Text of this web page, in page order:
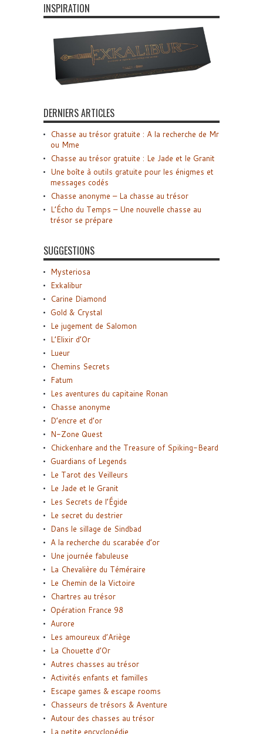
INSPIRATION
DERNIERS ARTICLES
Chasse au trésor gratuite : A la recherche de Mr
ou Mme
Chasse au trésor gratuite : Le Jade et le Granit
Une boîte à outils gratuite pour les énigmes et
messages codés
Chasse anonyme – La chasse au trésor
L’Écho du Temps – Une nouvelle chasse au
trésor se prépare
SUGGESTIONS
Mysteriosa
Exkalibur
Carine Diamond
Gold & Crystal
Le jugement de Salomon
L’Elixir d’Or
Lueur
Chemins Secrets
Fatum
Les aventures du capitaine Ronan
Chasse anonyme
D’encre et d’or
N-Zone Quest
Chickenhare and the Treasure of Spiking-Beard
Guardians of Legends
Le Tarot des Veilleurs
Le Jade et le Granit
Les Secrets de l’Égide
Le secret du destrier
Dans le sillage de Sindbad
A la recherche du scarabée d’or
Une journée fabuleuse
La Chevalière du Téméraire
Le Chemin de la Victoire
Chartres au trésor
Opération France 98
Aurore
Les amoureux d’Ariège
La Chouette d’Or
Autres chasses au trésor
Activités enfants et familles
Escape games & escape rooms
Chasseurs de trésors & Aventure
Autour des chasses au trésor
La petite encyclopédie